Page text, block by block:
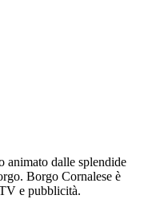
animato dalle splendide
Borgo Cornalese è
e pubblicità.